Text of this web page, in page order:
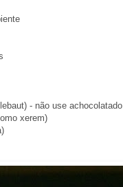
- não use achocolatado
xerem)